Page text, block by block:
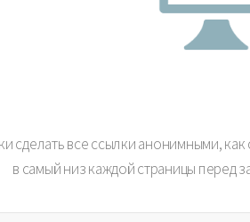
сделать все ссылки анонимными,
в самый низ каждой страницы перед